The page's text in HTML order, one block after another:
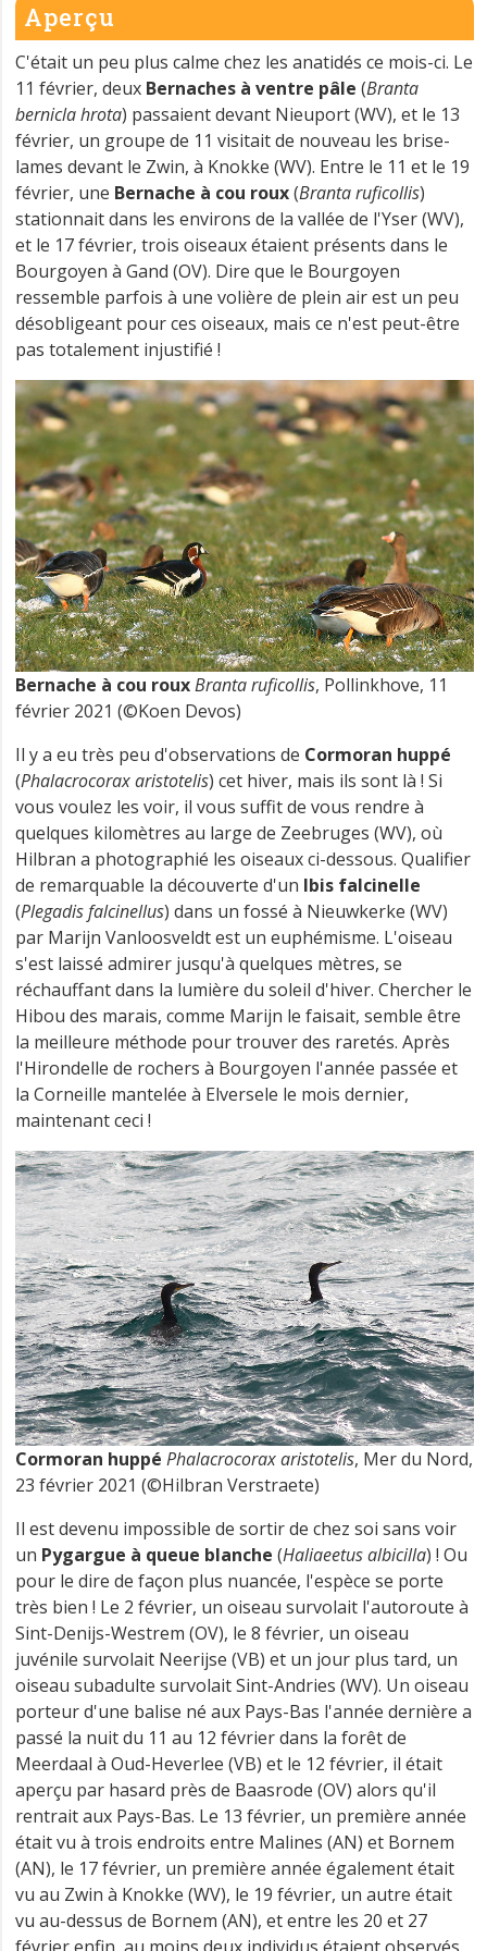
Aperçu
C'était un peu plus calme chez les anatidés ce mois-ci. Le
11 février, deux Bernaches à ventre pâle (Branta
bernicla hrota) passaient devant Nieuport (WV), et le 13
février, un groupe de 11 visitait de nouveau les brise-
lames devant le Zwin, à Knokke (WV). Entre le 11 et le 19
février, une Bernache à cou roux(Branta ruficollis)
stationnait dans les environs de la vallée de l'Yser (WV),
et le 17 février, trois oiseaux étaient présents dans le
Bourgoyen à Gand (OV). Dire que le Bourgoyen
ressemble parfois à une volière de plein air est un peu
désobligeant pour ces oiseaux, mais ce n'est peut-être
pas totalement injustifié !
Bernache à cou rouxBranta ruficollis, Pollinkhove, 11
février 2021 (©Koen Devos)
Il y a eu très peu d'observations de Cormoran huppé
(Phalacrocorax aristotelis) cet hiver, mais ils sont là ! Si
vous voulez les voir, il vous suffit de vous rendre à
quelques kilomètres au large de Zeebruges (WV), où
Hilbran a photographié les oiseaux ci-dessous. Qualifier
de remarquable la découverte d'un Ibis falcinelle
(Plegadis falcinellus) dans un fossé à Nieuwkerke (WV)
par Marijn Vanloosveldt est un euphémisme. L'oiseau
s'est laissé admirer jusqu'à quelques mètres, se
réchauffant dans la lumière du soleil d'hiver. Chercher le
Hibou des marais, comme Marijn le faisait, semble être
la meilleure méthode pour trouver des raretés. Après
l'Hirondelle de rochers à Bourgoyen l'année passée et
la Corneille mantelée à Elversele le mois dernier,
maintenant ceci !
Cormoran huppé Phalacrocorax aristotelis, Mer du Nord,
23 février 2021 (©Hilbran Verstraete)
Il est devenu impossible de sortir de chez soi sans voir
un Pygargue à queue blanche (Haliaeetus albicilla) ! Ou
pour le dire de façon plus nuancée, l'espèce se porte
très bien ! Le 2 février, un oiseau survolait l'autoroute à
Sint-Denijs-Westrem (OV), le 8 février, un oiseau
juvénile survolait Neerijse (VB) et un jour plus tard, un
oiseau subadulte survolait Sint-Andries (WV). Un oiseau
porteur d'une balise né aux Pays-Bas l'année dernière a
passé la nuit du 11 au 12 février dans la forêt de
Meerdaal à Oud-Heverlee (VB) et le 12 février, il était
aperçu par hasard près de Baasrode (OV) alors qu'il
rentrait aux Pays-Bas. Le 13 février, un première année
était vu à trois endroits entre Malines (AN) et Bornem
(AN), le 17 février, un première année également était
vu au Zwin à Knokke (WV), le 19 février, un autre était
vu au-dessus de Bornem (AN), et entre les 20 et 27